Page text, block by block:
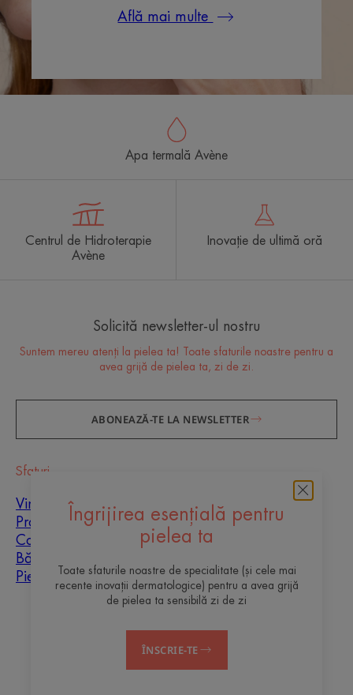
Află mai multe
Îngrijirea esențială pentru
pielea ta
Toate sfaturile noastre de specialitate (și cele mai
recente inovații dermatologice) pentru a avea grijă
de pielea ta sensibilă zi de zi
ÎNSCRIE-TE
Apa termală Avène
Centrul de Hidroterapie
Avène
Inovație de ultimă oră
Solicită newsletter-ul nostru
Suntem mereu atenți la pielea ta! Toate sfaturile noastre pentru a
avea grijă de pielea ta, zi de zi.
ABONEAZĂ-TE LA NEWSLETTER
Sfaturi
Vindecarea cicatricilor
Protecție solară
Copii
Bărbați
Piele mixtă
ContactÎntrebări frecvente